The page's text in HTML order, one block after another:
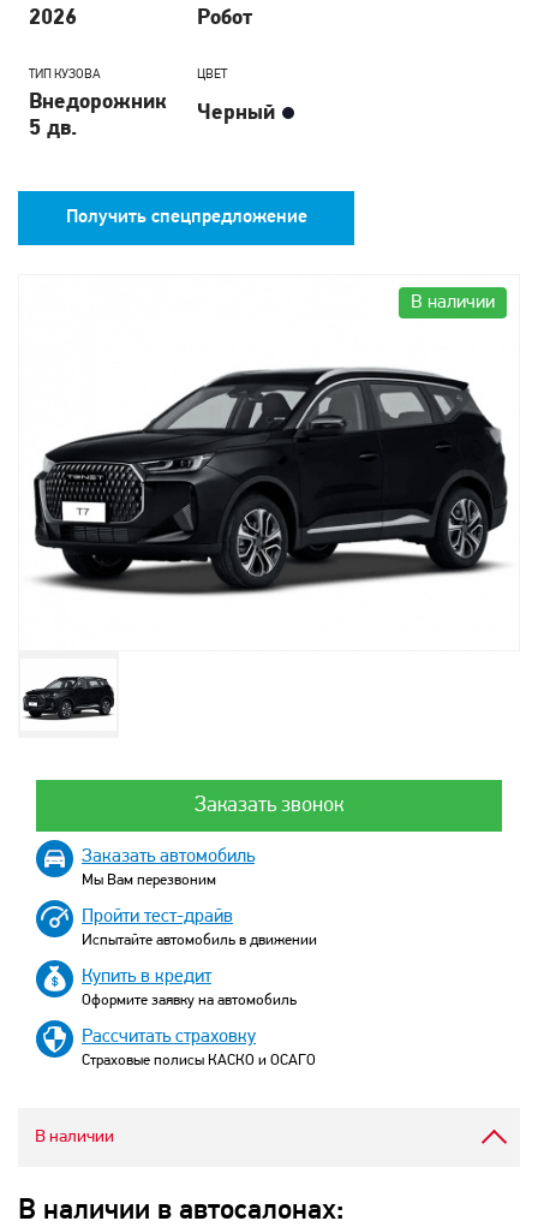
2026 Робот
ТИП КУЗОВА
Внедорожник
5 дв.
ЦВЕТ
Черный
Получить спецпредложение
В наличии
Заказать звонок
Заказать автомобиль
Мы Вам перезвоним
Пройти тест-драйв
Испытайте автомобиль в движении
Купить в кредит
Оформите заявку на автомобиль
Рассчитать страховку
Страховые полисы КАСКО и ОСАГО
В наличии
В наличии в автосалонах: